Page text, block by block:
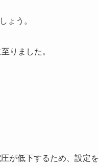
ょう。
りました。
が低下するため、設定を